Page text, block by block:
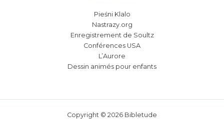
Pieśni Klalo
Nastrazy.org
Enregistrement de Soultz
Conférences USA
L’Aurore
Dessin animés pour enfants
Copyright © 2026 Bibletude